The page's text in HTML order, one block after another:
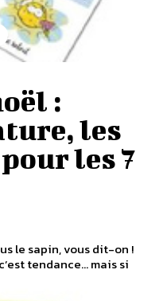
:
les
les 7
le sapin, vous dit-on !
tendance... mais si